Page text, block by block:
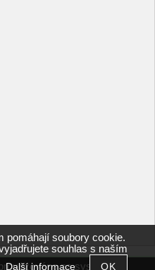
na systému
pomáhají soubory cookie.
souhlas s naším
Další informace